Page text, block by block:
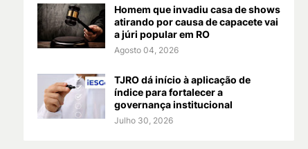
Homem que invadiu casa de shows
atirando por causa de capacete vai
a júri popular em RO
Agosto 04, 2026
TJRO dá início à aplicação de
índice para fortalecer a
governança institucional
Julho 30, 2026